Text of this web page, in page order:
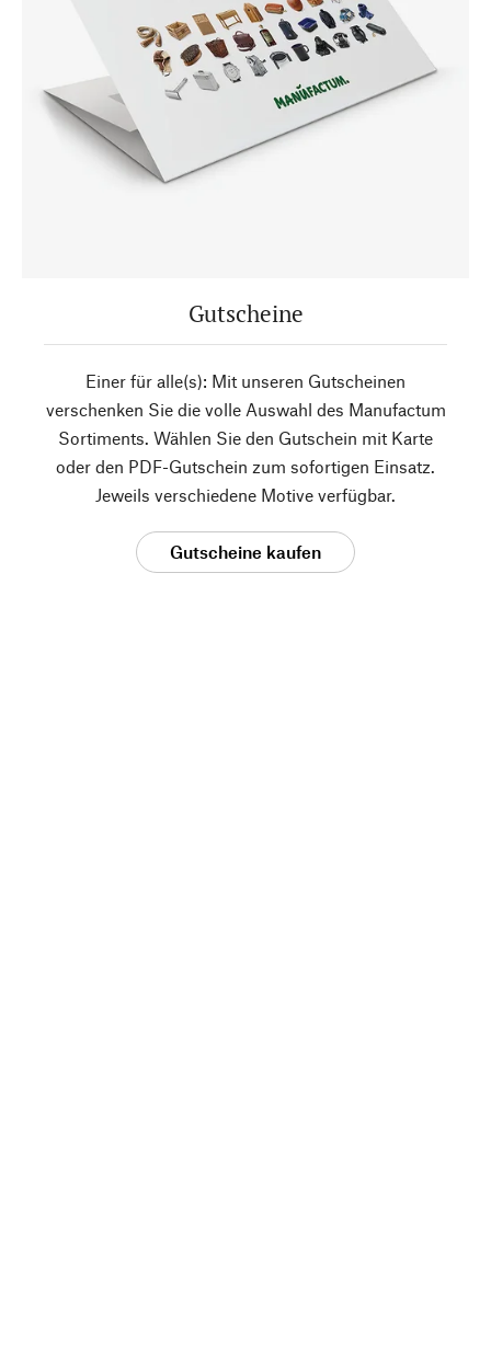
Gutscheine
Einer für alle(s): Mit unseren Gutscheinen
verschenken Sie die volle Auswahl des Manufactum
Sortiments. Wählen Sie den Gutschein mit Karte
oder den PDF-Gutschein zum sofortigen Einsatz.
Jeweils verschiedene Motive verfügbar.
Gutscheine kaufen